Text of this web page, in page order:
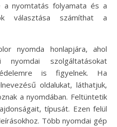
a nyomtatás folyamata és a
választása számíthat a
nyomda honlapjára, ahol
szolgáltatásokat
is figyelnek. Ha
oldalukat, láthatjuk,
a nyomdában. Feltüntetik
típusát. Ezen felül
Több nyomdai gép